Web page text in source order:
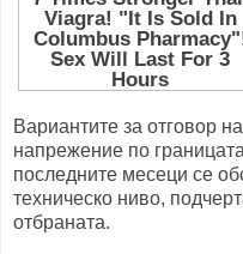
Вариантите за отговор
напрежение по
последните месеци се
техническо ниво,
отбраната.